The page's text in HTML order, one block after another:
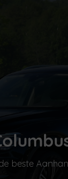
beste